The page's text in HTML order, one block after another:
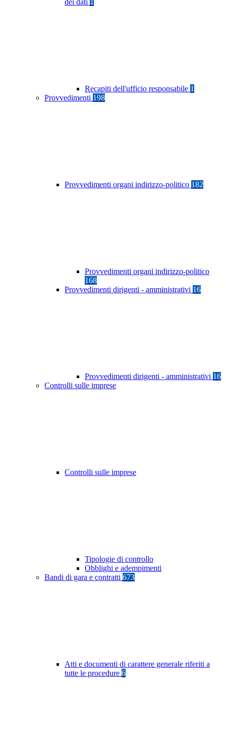
dei dati 1
Recapiti dell'ufficio responsabile 1
Provvedimenti 198
Provvedimenti organi indirizzo-politico 182
Provvedimenti organi indirizzo-politico
168
Provvedimenti dirigenti - amministrativi 16
Provvedimenti dirigenti - amministrativi 16
Controlli sulle imprese
Controlli sulle imprese
Tipologie di controllo
Obblighi e adempimenti
Bandi di gara e contratti 673
Atti e documenti di carattere generale riferiti a
tutte le procedure 6